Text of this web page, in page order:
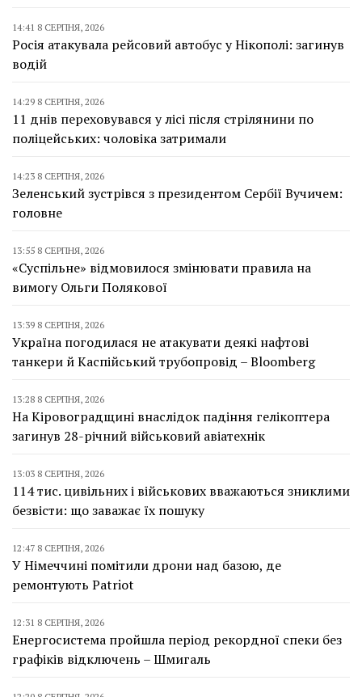
14:41 8 СЕРПНЯ, 2026
Росія атакувала рейсовий автобус у Нікополі: загинув
водій
14:29 8 СЕРПНЯ, 2026
11 днів переховувався у лісі після стрілянини по
поліцейських: чоловіка затримали
14:23 8 СЕРПНЯ, 2026
Зеленський зустрівся з президентом Сербії Вучичем:
головне
13:55 8 СЕРПНЯ, 2026
«Суспільне» відмовилося змінювати правила на
вимогу Ольги Полякової
13:39 8 СЕРПНЯ, 2026
Україна погодилася не атакувати деякі нафтові
танкери й Каспійський трубопровід – Bloomberg
13:28 8 СЕРПНЯ, 2026
На Кіровоградщині внаслідок падіння гелікоптера
загинув 28-річний військовий авіатехнік
13:03 8 СЕРПНЯ, 2026
114 тис. цивільних і військових вважаються зниклими
безвісти: що заважає їх пошуку
12:47 8 СЕРПНЯ, 2026
У Німеччині помітили дрони над базою, де
ремонтують Patriot
12:31 8 СЕРПНЯ, 2026
Енергосистема пройшла період рекордної спеки без
графіків відключень – Шмигаль